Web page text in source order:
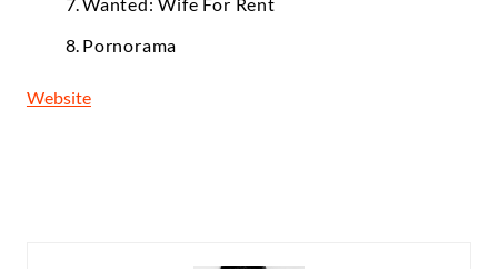
Pornorama
Website